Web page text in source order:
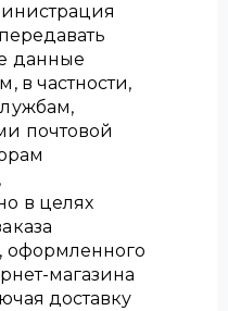
данные
в частности,
почтовой
в целях
оформленного
магазина
доставку